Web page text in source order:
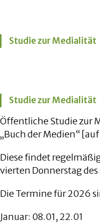
Studie zur Medialität
Studie zur Medialität
Öffentliche Studie zur
„Buch der Medien“
Diese findet
vierten Donnerstag
Die Termine für 2026
Januar: 08.01, 22.01